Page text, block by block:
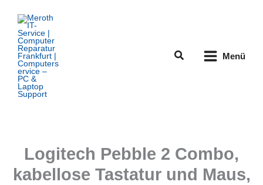
Inhalt
springen
Suchen Menü
Logitech Pebble 2 Combo,
kabellose Tastatur und Maus,